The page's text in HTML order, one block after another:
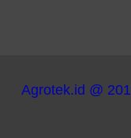
Agrotek.id @